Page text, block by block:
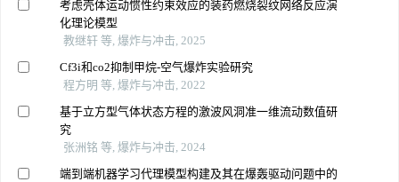
考虑壳体运动惯性约束效应的装药燃烧裂纹网络反应演
化理论模型
教继轩 等, 爆炸与冲击, 2025
Cf3i和co2抑制甲烷-空气爆炸实验研究
程方明 等, 爆炸与冲击, 2022
基于立方型气体状态方程的激波风洞准一维流动数值研
究
张洲铭 等, 爆炸与冲击, 2024
端到端机器学习代理模型构建及其在爆轰驱动问题中的